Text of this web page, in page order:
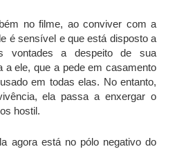
no filme, ao conviver com a
é sensível e que está disposto a
vontades a despeito de sua
a ele, que a pede em casamento
em todas elas. No entanto,
ela passa a enxergar o
hostil.
agora está no pólo negativo do